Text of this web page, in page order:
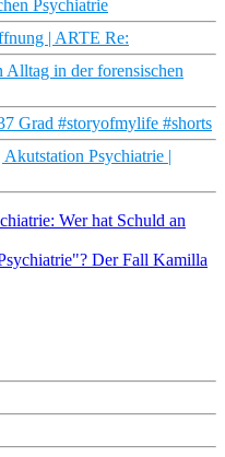
Psychiatrie
| ARTE Re:
in der forensischen
Grad #storyofmylife #shorts
Psychiatrie |
Wer hat Schuld an
Der Fall Kamilla